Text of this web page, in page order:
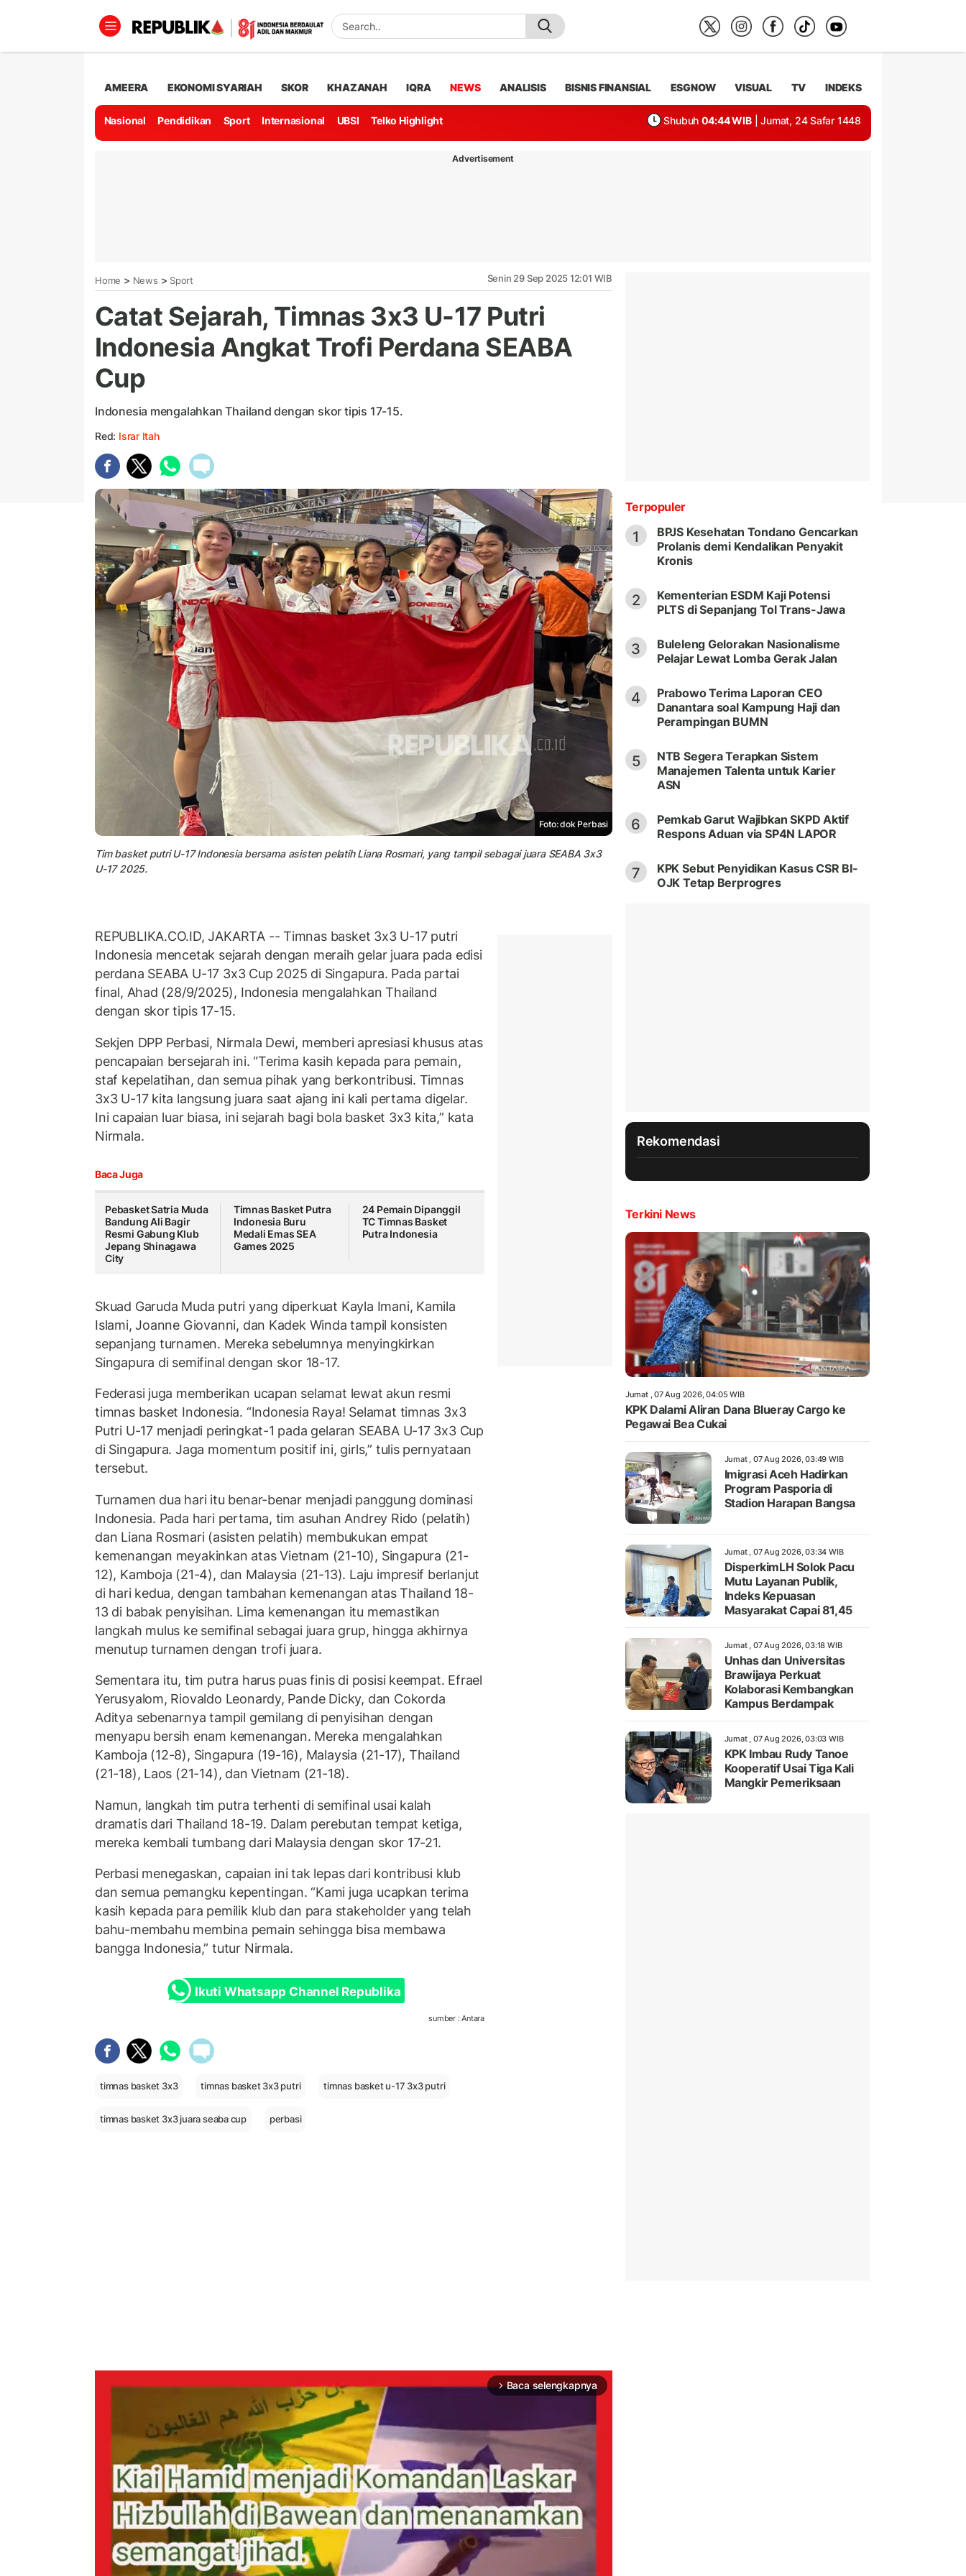
AMEERA EKONOMI SYARIAH SKOR KHAZANAH IQRA NEWS ANALISIS BISNIS FINANSIAL ESGNOW VISUAL TV INDEKS
Nasional Pendidikan Sport Internasional UBSI Telko Highlight Shubuh 04:44 WIB | Jumat, 24 Safar 1448
Advertisement
Home > News > Sport Senin 29 Sep 2025 12:01 WIB
Catat Sejarah, Timnas 3x3 U-17 Putri
Indonesia Angkat Trofi Perdana SEABA
Cup
Indonesia mengalahkan Thailand dengan skor tipis 17-15.
Red: Israr Itah
Foto: dok Perbasi
Tim basket putri U-17 Indonesia bersama asisten pelatih Liana Rosmari, yang tampil sebagai juara SEABA 3x3
U-17 2025.
REPUBLIKA.CO.ID, JAKARTA -- Timnas basket 3x3 U-17 putri
Indonesia mencetak sejarah dengan meraih gelar juara pada edisi
perdana SEABA U-17 3x3 Cup 2025 di Singapura. Pada partai
final, Ahad (28/9/2025), Indonesia mengalahkan Thailand
dengan skor tipis 17-15.
Sekjen DPP Perbasi, Nirmala Dewi, memberi apresiasi khusus atas
pencapaian bersejarah ini. “Terima kasih kepada para pemain,
staf kepelatihan, dan semua pihak yang berkontribusi. Timnas
3x3 U-17 kita langsung juara saat ajang ini kali pertama digelar.
Ini capaian luar biasa, ini sejarah bagi bola basket 3x3 kita,” kata
Nirmala.
Baca Juga
Pebasket Satria Muda
Bandung Ali Bagir
Resmi Gabung Klub
Jepang Shinagawa
City
Timnas Basket Putra
Indonesia Buru
Medali Emas SEA
Games 2025
24 Pemain Dipanggil
TC Timnas Basket
Putra Indonesia
Skuad Garuda Muda putri yang diperkuat Kayla Imani, Kamila
Islami, Joanne Giovanni, dan Kadek Winda tampil konsisten
sepanjang turnamen. Mereka sebelumnya menyingkirkan
Singapura di semifinal dengan skor 18-17.
Federasi juga memberikan ucapan selamat lewat akun resmi
timnas basket Indonesia. “Indonesia Raya! Selamat timnas 3x3
Putri U-17 menjadi peringkat-1 pada gelaran SEABA U-17 3x3 Cup
di Singapura. Jaga momentum positif ini, girls,” tulis pernyataan
tersebut.
Turnamen dua hari itu benar-benar menjadi panggung dominasi
Indonesia. Pada hari pertama, tim asuhan Andrey Rido (pelatih)
dan Liana Rosmari (asisten pelatih) membukukan empat
kemenangan meyakinkan atas Vietnam (21-10), Singapura (21-
12), Kamboja (21-4), dan Malaysia (21-13). Laju impresif berlanjut
di hari kedua, dengan tambahan kemenangan atas Thailand 18-
13 di babak penyisihan. Lima kemenangan itu memastikan
langkah mulus ke semifinal sebagai juara grup, hingga akhirnya
menutup turnamen dengan trofi juara.
Sementara itu, tim putra harus puas finis di posisi keempat. Efrael
Yerusyalom, Riovaldo Leonardy, Pande Dicky, dan Cokorda
Aditya sebenarnya tampil gemilang di penyisihan dengan
menyapu bersih enam kemenangan. Mereka mengalahkan
Kamboja (12-8), Singapura (19-16), Malaysia (21-17), Thailand
(21-18), Laos (21-14), dan Vietnam (21-18).
Namun, langkah tim putra terhenti di semifinal usai kalah
dramatis dari Thailand 18-19. Dalam perebutan tempat ketiga,
mereka kembali tumbang dari Malaysia dengan skor 17-21.
Perbasi menegaskan, capaian ini tak lepas dari kontribusi klub
dan semua pemangku kepentingan. “Kami juga ucapkan terima
kasih kepada para pemilik klub dan para stakeholder yang telah
bahu-membahu membina pemain sehingga bisa membawa
bangga Indonesia,” tutur Nirmala.
Ikuti Whatsapp Channel Republika
sumber : Antara
timnas basket 3x3 timnas basket 3x3 putri timnas basket u-17 3x3 putri
timnas basket 3x3 juara seaba cup perbasi
arrow_forward_ios Baca selengkapnya
Terpopuler
1
BPJS Kesehatan Tondano Gencarkan
Prolanis demi Kendalikan Penyakit
Kronis
2
Kementerian ESDM Kaji Potensi
PLTS di Sepanjang Tol Trans-Jawa
3
Buleleng Gelorakan Nasionalisme
Pelajar Lewat Lomba Gerak Jalan
4
Prabowo Terima Laporan CEO
Danantara soal Kampung Haji dan
Perampingan BUMN
5
NTB Segera Terapkan Sistem
Manajemen Talenta untuk Karier
ASN
6
Pemkab Garut Wajibkan SKPD Aktif
Respons Aduan via SP4N LAPOR
7
KPK Sebut Penyidikan Kasus CSR BI-
OJK Tetap Berprogres
Rekomendasi
Terkini News
Jumat , 07 Aug 2026, 04:05 WIB
KPK Dalami Aliran Dana Blueray Cargo ke
Pegawai Bea Cukai
Jumat , 07 Aug 2026, 03:49 WIB
Imigrasi Aceh Hadirkan
Program Pasporia di
Stadion Harapan Bangsa
Jumat , 07 Aug 2026, 03:34 WIB
DisperkimLH Solok Pacu
Mutu Layanan Publik,
Indeks Kepuasan
Masyarakat Capai 81,45
Jumat , 07 Aug 2026, 03:18 WIB
Unhas dan Universitas
Brawijaya Perkuat
Kolaborasi Kembangkan
Kampus Berdampak
Jumat , 07 Aug 2026, 03:03 WIB
KPK Imbau Rudy Tanoe
Kooperatif Usai Tiga Kali
Mangkir Pemeriksaan